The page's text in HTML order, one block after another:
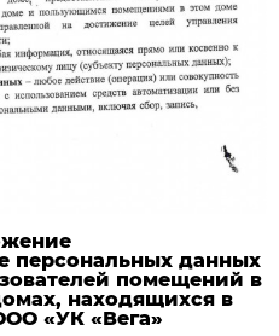
персональных данных
помещений в
находящихся в
«УК «Вега»